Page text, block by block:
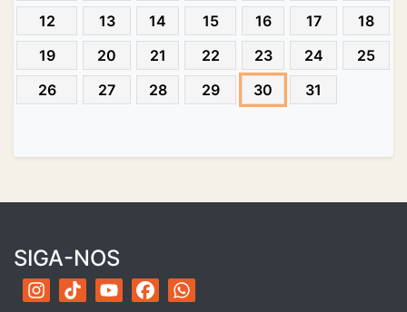
12
13 14 15 16 17
18
19
20 21 22 23 24
25
26
27 28 29 30 31
SIGA-NOS